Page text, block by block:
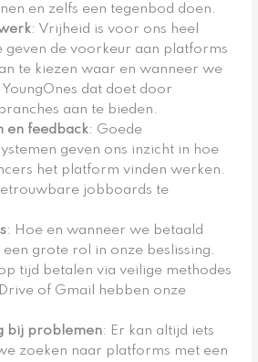
en zelfs een tegenbod doen.
: Vrijheid is voor ons heel
geven de voorkeur aan platforms
te kiezen waar en wanneer we
dat doet door
aan te bieden.
en feedback: Goede
geven ons inzicht in hoe
het platform vinden werken.
jobboards te
: Hoe en wanneer we betaald
een grote rol in onze beslissing.
tijd betalen via veilige methodes
of Gmail hebben onze
bij problemen: Er kan altijd iets
zoeken naar platforms met een